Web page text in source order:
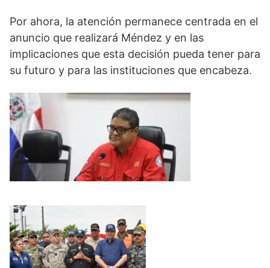
Por ahora, la atención permanece centrada en el
anuncio que realizará Méndez y en las
implicaciones que esta decisión pueda tener para
su futuro y para las instituciones que encabeza.